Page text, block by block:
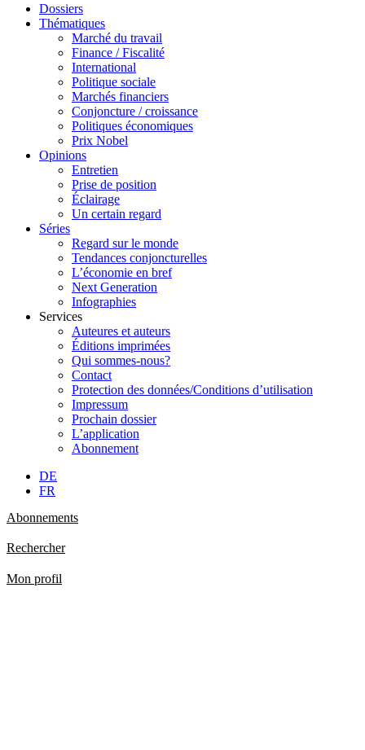
Dossiers
Thématiques
Marché du travail
Finance / Fiscalité
International
Politique sociale
Marchés financiers
Conjoncture / croissance
Politiques économiques
Prix Nobel
Opinions
Entretien
Prise de position
Éclairage
Un certain regard
Séries
Regard sur le monde
Tendances conjoncturelles
L’économie en bref
Next Generation
Infographies
Services
Auteures et auteurs
Éditions imprimées
Qui sommes-nous?
Contact
Protection des données/Conditions d’utilisation
Impressum
Prochain dossier
L’application
Abonnement
DE
FR
Abonnements
Rechercher
Mon profil